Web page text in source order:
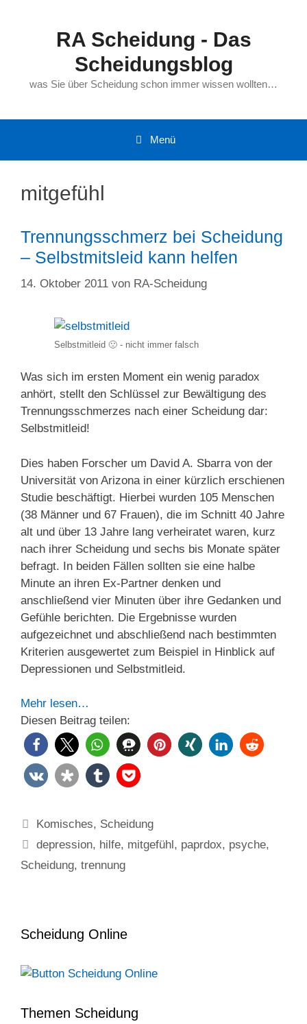
RA Scheidung - Das
Scheidungsblog
was Sie über Scheidung schon immer wissen wollten…
Menü
mitgefühl
Trennungsschmerz bei Scheidung
– Selbstmitsleid kann helfen
14. Oktober 2011 von RA-Scheidung
Selbstmitleid 🙁 - nicht immer falsch
Was sich im ersten Moment ein wenig paradox
anhört, stellt den Schlüssel zur Bewältigung des
Trennungsschmerzes nach einer Scheidung dar:
Selbstmitleid!
Dies haben Forscher um David A. Sbarra von der
Universität von Arizona in einer kürzlich erschienen
Studie beschäftigt. Hierbei wurden 105 Menschen
(38 Männer und 67 Frauen), die im Schnitt 40 Jahre
alt und über 13 Jahre lang verheiratet waren, kurz
nach ihrer Scheidung und sechs bis Monate später
befragt. In beiden Fällen sollten sie eine halbe
Minute an ihren Ex-Partner denken und
anschließend vier Minuten über ihre Gedanken und
Gefühle berichten. Die Ergebnisse wurden
aufgezeichnet und abschließend nach bestimmten
Kriterien ausgewertet zum Beispiel in Hinblick auf
Depressionen und Selbstmitleid.
Mehr lesen…
Diesen Beitrag teilen:
Kategorien
Komisches, Scheidung
Schlagwörter
depression, hilfe, mitgefühl, paprdox, psyche,
Scheidung, trennung
Scheidung Online
Themen Scheidung